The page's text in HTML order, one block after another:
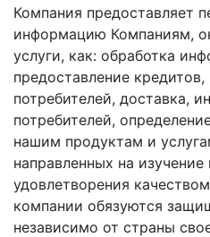
Компания предоставляет
информацию Компаниям,
услуги, как: обработка
предоставление
потребителей, доставка,
потребителей,
нашим продуктам и
направленных на
удовлетворения
компании обязуются
независимо от страны